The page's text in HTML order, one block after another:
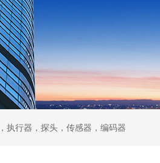
执行器，探头，传感器，编码器